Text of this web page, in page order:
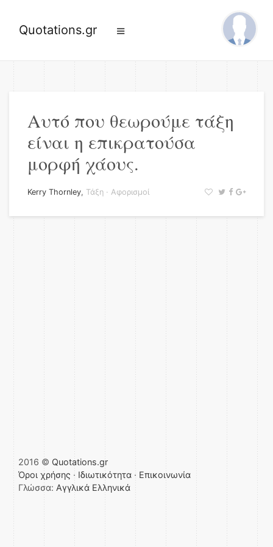
Quotations.gr
Αυτό που θεωρούμε τάξη
είναι η επικρατούσα
μορφή χάους.
Kerry Thornley, Τάξη · Αφορισμοί
2016 © Quotations.gr
Όροι χρήσης · Ιδιωτικότητα · Επικοινωνία
Γλώσσα: Αγγλικά Ελληνικά